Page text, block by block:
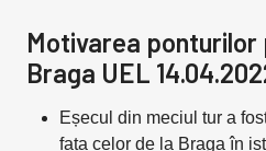
Motivarea ponturilor
Braga UEL
Eșecul din meciul tur a
fața celor de la Braga în